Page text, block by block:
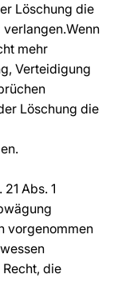
Löschung die
mehr
Verteidigung
Löschung die
Abs. 1
vorgenommen
die